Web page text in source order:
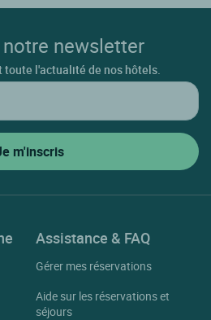
newsletter
l'actualité de nos hôtels.
Assistance & FAQ
Gérer mes réservations
Aide sur les réservations et
séjours